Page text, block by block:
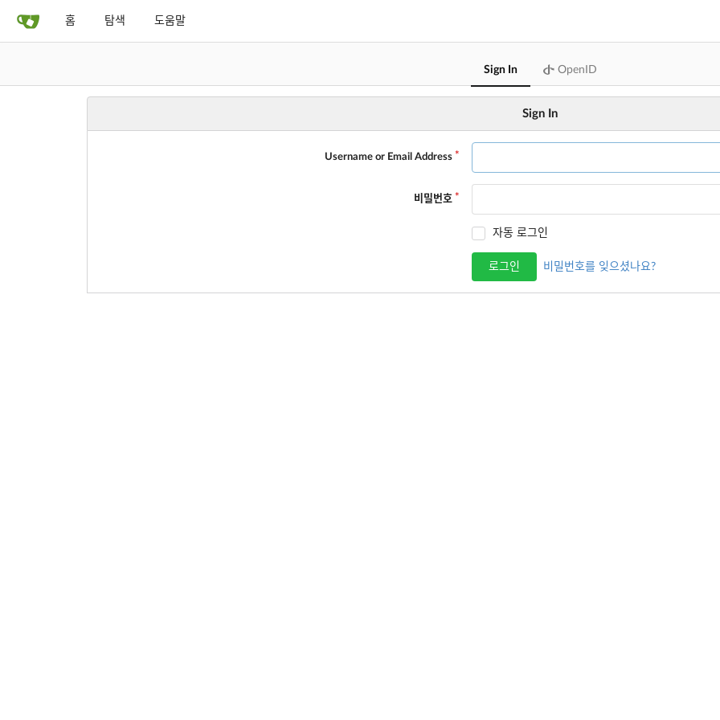
홈 탐색 도움말
Sign In OpenID
Sign In
Username or Email Address
비밀번호
자동 로그인
로그인 비밀번호를 잊으셨나요?